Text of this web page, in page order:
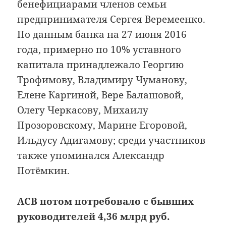
бенефициарами членов семьи
предпринимателя Сергея Веремеенко.
По данным банка на 27 июня 2016
года, примерно по 10% уставного
капитала принадлежало Георгию
Трофимову, Владимиру Чуманову,
Елене Каргиной, Вере Балашовой,
Олегу Черкасову, Михаилу
Прозоровскому, Марине Егоровой,
Ильдусу Адигамову; среди участников
также упоминался Александр
Потёмкин.
АСВ потом потребовало с бывших
руководителей 4,36 млрд руб.